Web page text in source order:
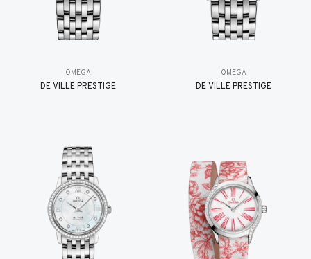
OMEGA
DE VILLE PRESTIGE
OMEGA
DE VILLE PRESTIGE